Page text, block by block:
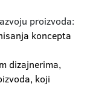
proizvoda:
koncepta
dizajnerima,
koji